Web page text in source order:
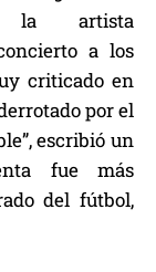
la artista
a los
criticado en
por el
escribió un
fue más
del fútbol,